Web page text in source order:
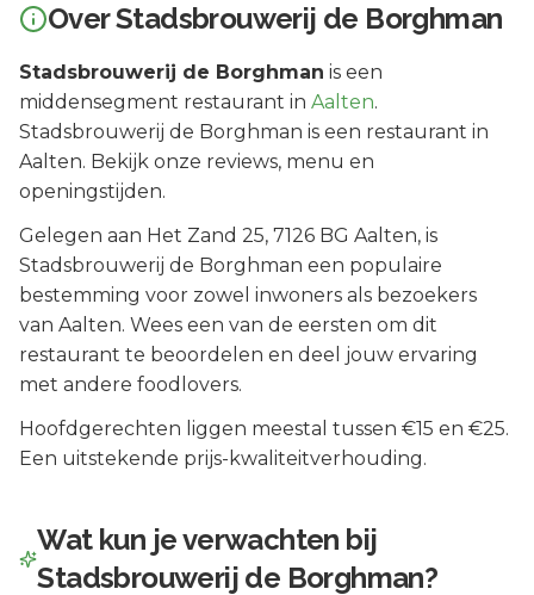
OverStadsbrouwerij de Borghman
Stadsbrouwerij de Borghman is een
middensegment restaurant in Aalten.
Stadsbrouwerij de Borghman is een restaurant in
Aalten. Bekijk onze reviews, menu en
openingstijden.
Gelegen aan Het Zand 25, 7126 BG Aalten, is
Stadsbrouwerij de Borghman een populaire
bestemming voor zowel inwoners als bezoekers
van Aalten. Wees een van de eersten om dit
restaurant te beoordelen en deel jouw ervaring
met andere foodlovers.
Hoofdgerechten liggen meestal tussen €15 en €25.
Een uitstekende prijs-kwaliteitverhouding.
Wat kun je verwachten bij
Stadsbrouwerij de Borghman?